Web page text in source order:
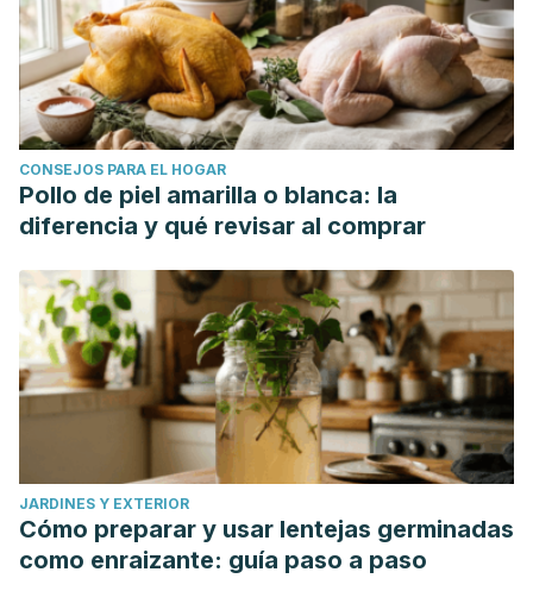
Jenabi, E., Shobeiri, F., Hazavehei, S. & Roshanaei, G.
(2018). The effect of Valerian on the severity and
frequency of hot flashes: a triple-blind randomized clinical
trial.Women & health,58(3), 297-304. Disponible en:
https://pubmed.ncbi.nlm.nih.gov/28278010/
Kelber, O., Nieber, K., & Kraft, K. (2014). Valerian: no
evidence for clinically relevant interactions.
Based Complementary and Alternative Medicine
Disponible en:
https://www.ncbi.nlm.nih.gov/pmc/articles/PMC4100259/
Mirabi, P. & Mojab, F. (2013). The effects of valerian root on
hot flashes in menopausal women.Iranian journal of
pharmaceutical research,12(1), 217-222. Disponible en:
https://pubmed.ncbi.nlm.nih.gov/24250592/
Moghadam, Z. B., Rezaei, E., Gholami, R. S., Kheirkhah, M.,
& Haghani, H. (2016). The effect of Valerian root extract on
the severity of pre menstrual syndrome symptoms. Journal
of traditional and complementary medicine
CONSEJOS PARA EL HOGAR
Pollo de piel amarilla o blanca: la
diferencia y qué revisar al comprar
JARDINES Y EXTERIOR
Cómo preparar y usar lentejas germinadas
como enraizante: guía paso a paso